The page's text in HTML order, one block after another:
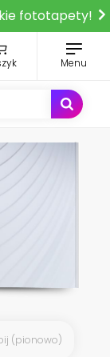
fototapety!
Menu
(pionowo)